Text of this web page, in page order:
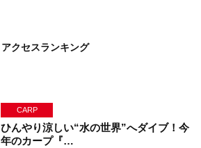
アクセスランキング
CARP
ひんやり涼しい“水の世界”へダイブ！今
年のカープ『…